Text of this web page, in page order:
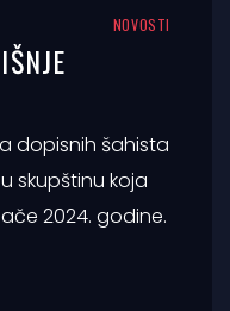
NOVOSTI
dopisnih šahista
skupštinu koja
2024. godine.